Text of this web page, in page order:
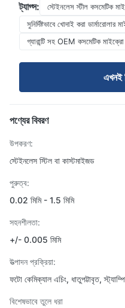
ট্যাগ্স:
স্টেইনলেস স্টীল কসমেটিক
সুনির্দিষ্টভাবে খোদাই করা ডার্মারোলার
গ্যারান্টি সহ OEM কসমেটিক
এখনই
পণ্যের বিবরণ
উপকরণ:
স্টেইনলেস স্টিল বা কাস্টমাইজড
পুরুত্ব:
0.02 মিমি - 1.5 মিমি
সহনশীলতা:
+/- 0.005 মিমি
উত্পাদন প্রক্রিয়া:
ফটো কেমিক্যাল এচিং, ধাতুপট্টাবৃত,
বিশেষভাবে তুলে ধরা